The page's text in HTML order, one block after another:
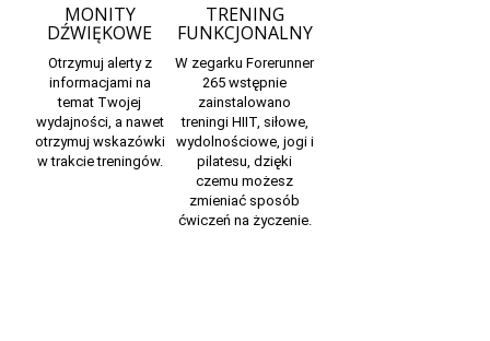
MONITY
DŹWIĘKOWE
Otrzymuj alerty z
informacjami na
temat Twojej
wydajności, a nawet
otrzymuj wskazówki
w trakcie treningów.
TRENING
FUNKCJONALNY
W zegarku Forerunner
265 wstępnie
zainstalowano
treningi HIIT, siłowe,
wydolnościowe, jogi i
pilatesu, dzięki
czemu możesz
zmieniać sposób
ćwiczeń na życzenie.